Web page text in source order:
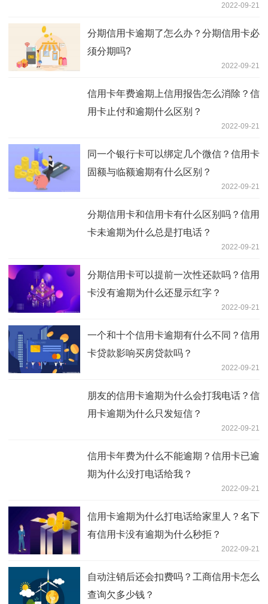
2022-09-21
分期信用卡逾期了怎么办？分期信用卡必
须分期吗?
2022-09-21
信用卡年费逾期上信用报告怎么消除？信
用卡止付和逾期什么区别？
2022-09-21
同一个银行卡可以绑定几个微信？信用卡
固额与临额逾期有什么区别？
2022-09-21
分期信用卡和信用卡有什么区别吗？信用
卡未逾期为什么总是打电话？
2022-09-21
分期信用卡可以提前一次性还款吗？信用
卡没有逾期为什么还显示红字？
2022-09-21
一个和十个信用卡逾期有什么不同？信用
卡贷款影响买房贷款吗？
2022-09-21
朋友的信用卡逾期为什么会打我电话？信
用卡逾期为什么只发短信？
2022-09-21
信用卡年费为什么不能逾期？信用卡已逾
期为什么没打电话给我？
2022-09-21
信用卡逾期为什么打电话给家里人？名下
有信用卡没有逾期为什么秒拒？
2022-09-21
自动注销后还会扣费吗？工商信用卡怎么
查询欠多少钱？